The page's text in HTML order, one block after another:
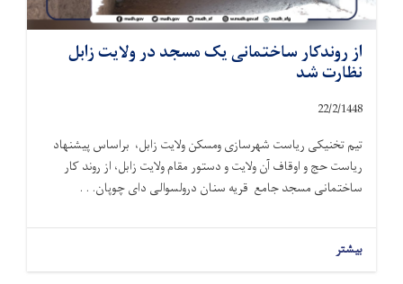
از روندکار ساختمانی یک مسجد در ولایت زابل
نظارت شد
22/2/1448
تیم تخنیکی ریاست شهرسازی ومسکن ولایت زابل، براساس پیشنهاد
ریاست حج و اوقاف آن ولایت و دستور مقام ولایت زابل، از روند کار
ساختمانی مسجد جامع قریه سنان درولسوالی دای چوپان. . .
بیشتر